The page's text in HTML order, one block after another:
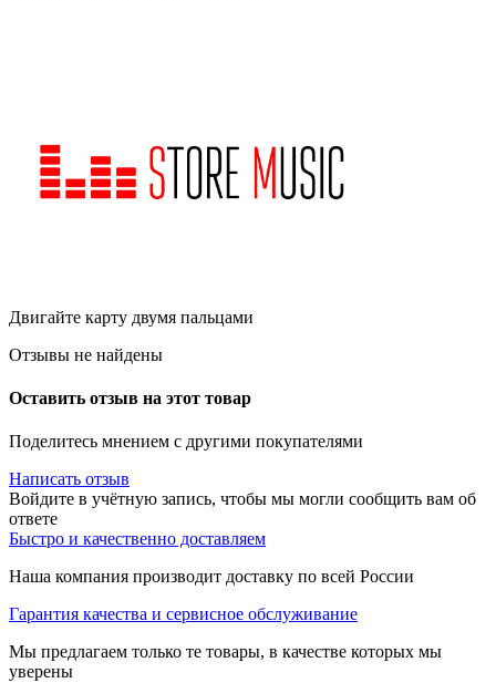
Двигайте карту двумя пальцами
Отзывы не найдены
Оставить отзыв на этот товар
Поделитесь мнением с другими покупателями
Написать отзыв
Войдите в учётную запись, чтобы мы могли сообщить вам об
ответе
Быстро и качественно доставляем
Наша компания производит доставку по всей России
Гарантия качества и сервисное обслуживание
Мы предлагаем только те товары, в качестве которых мы
уверены